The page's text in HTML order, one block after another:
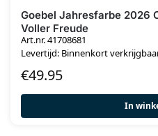
Goebel Jahresfarbe 2026
Voller Freude
Art.nr. 41708681
Levertijd: Binnenkort
€49.95
In